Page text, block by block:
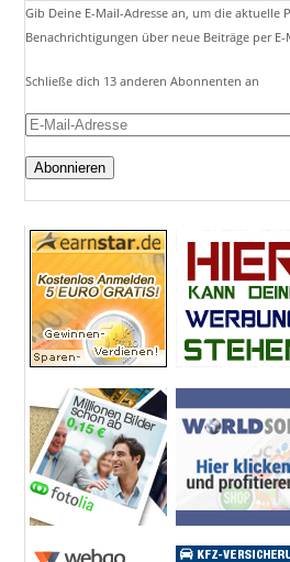
Gib Deine E-Mail-Adresse an, um die aktuelle
Benachrichtigungen über neue Beiträge per
Schließe dich 13 anderen Abonnenten an
E-
Adresse